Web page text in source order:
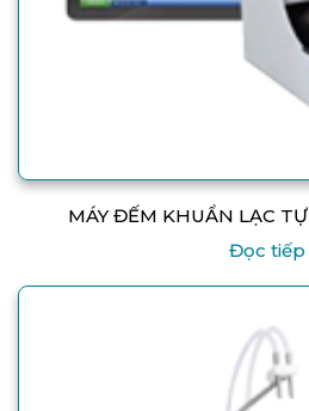
MÁY ĐẾM KHUẨN LẠC
Đọc tiếp